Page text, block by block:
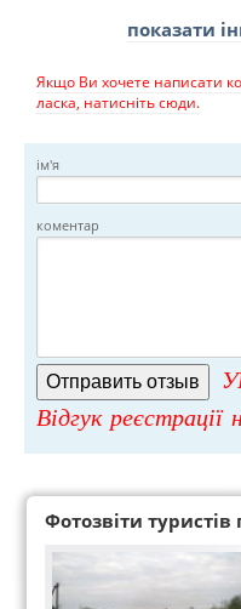
показати
Якщо Ви хочете написати
ласка, натисніть сюди.
ім'я
коментар
Відгук реєстрації
Фотозвіти туристів